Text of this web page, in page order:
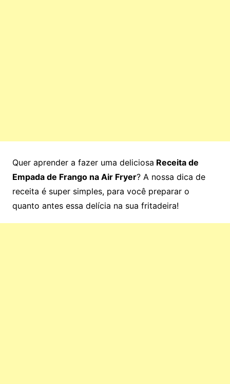
Quer aprender a fazer uma deliciosa Receita de
Empada de Frango na Air Fryer? A nossa dica de
receita é super simples, para você preparar o
quanto antes essa delícia na sua fritadeira!